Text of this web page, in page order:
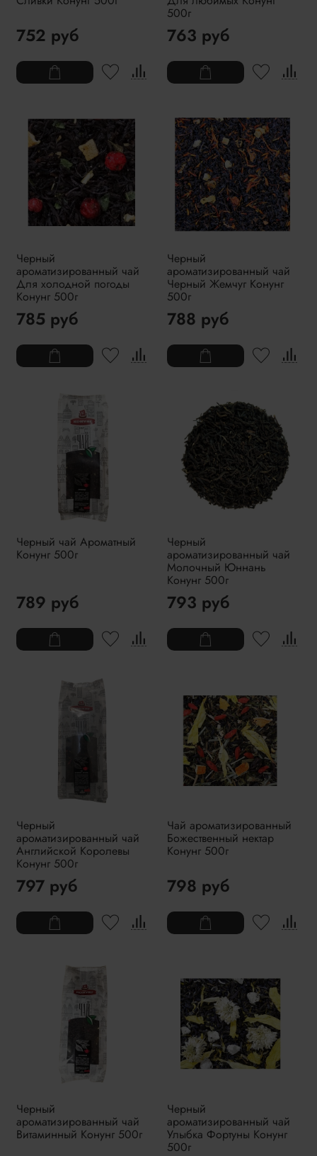
752 руб
500г
763 руб
Черный
ароматизированный чай
Для холодной погоды
Конунг 500г
785 руб
Черный
ароматизированный чай
Черный Жемчуг Конунг
500г
788 руб
Черный чай Ароматный
Конунг 500г
789 руб
Черный
ароматизированный чай
Молочный Юннань
Конунг 500г
793 руб
Черный
ароматизированный чай
Английской Королевы
Конунг 500г
797 руб
Чай ароматизированный
Божественный нектар
Конунг 500г
798 руб
Черный
ароматизированный чай
Витаминный Конунг 500г
Черный
ароматизированный чай
Улыбка Фортуны Конунг
500г